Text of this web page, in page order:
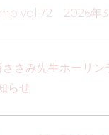
vol.72 2026年3
ささみ先生ホーリン
らせ